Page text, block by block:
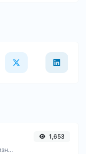
Получите глобально признанный аватар с gravatar.com для любого адреса электронной почты.
1,653